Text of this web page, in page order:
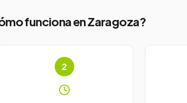
funciona enZaragoza?
2